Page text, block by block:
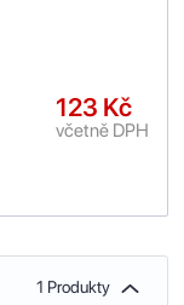
123 Kč
včetně DPH
1 Produkty